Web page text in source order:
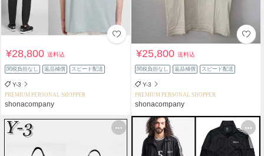
¥28,800送料込
関税負担なし 返品補償 スピード配送
Y-3
PREMIUM PERSONAL SHOPPER
shonacompany
¥25,800送料込
関税負担なし 返品補償 スピード配送
Y-3
PREMIUM PERSONAL SHOPPER
shonacompany